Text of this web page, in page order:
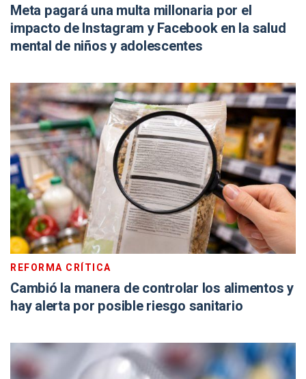
Meta pagará una multa millonaria por el
impacto de Instagram y Facebook en la salud
mental de niños y adolescentes
REFORMA CRÍTICA
Cambió la manera de controlar los alimentos y
hay alerta por posible riesgo sanitario